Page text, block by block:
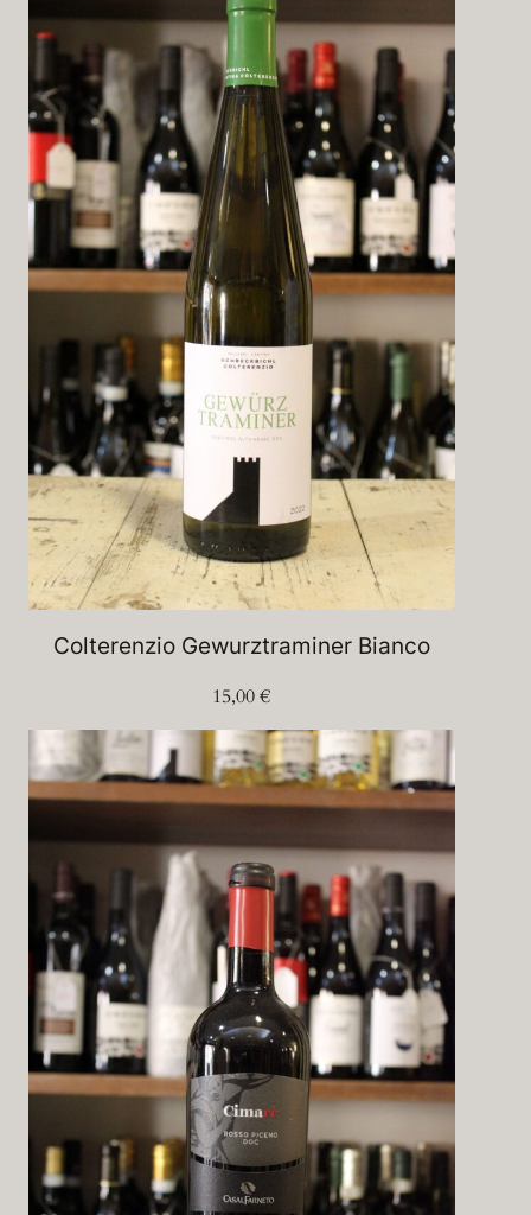
Colterenzio Gewurztraminer Bianco
15,00€